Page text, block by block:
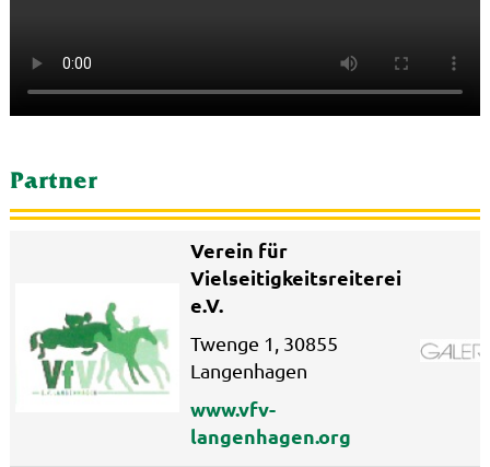
Partner
Verein für
Vielseitigkeitsreiterei
e.V.
Twenge 1, 30855
Langenhagen
www.vfv-
langenhagen.org